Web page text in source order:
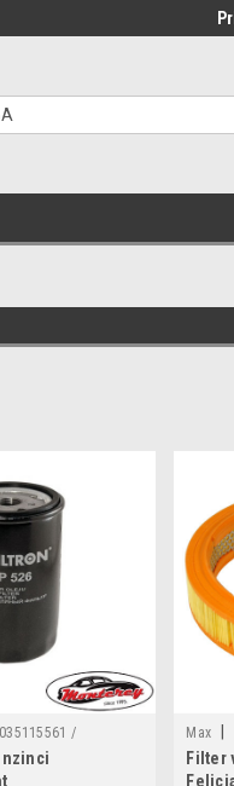
035115561 /
/
Max
V89l /
Filter